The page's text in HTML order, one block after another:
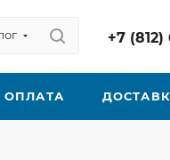
+7 (812)
ОПЛАТА